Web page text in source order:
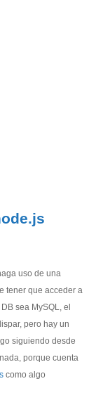
uso de una
tener que acceder a
sea MySQL, el
pero hay un
siguiendo desde
porque cuenta
como algo